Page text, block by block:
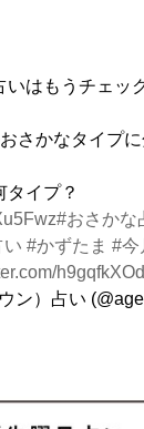
り方・道筋を踏
はもうチェッ
さかなタイプ
タイプ？
#おさかな
い #かずたま #今
ン）占い